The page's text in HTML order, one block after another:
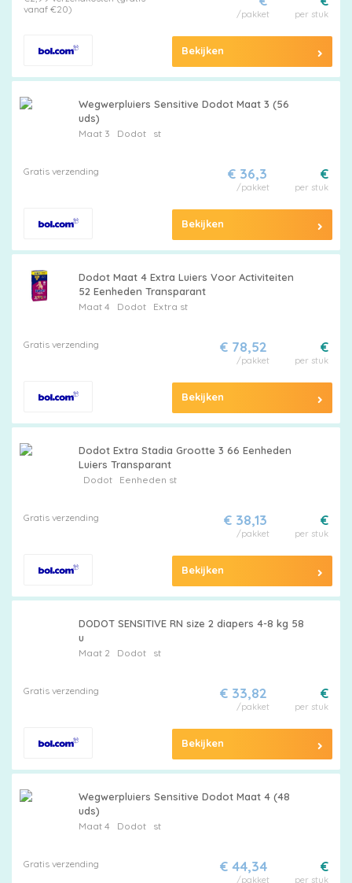
vanaf €20)
per stuk
/pakket
Bekijken
Wegwerpluiers Sensitive Dodot Maat 3 (56
uds)
Maat 3 Dodotst
Gratis verzending €
per stuk
€ 36,3
/pakket
Bekijken
Dodot Maat 4 Extra Luiers Voor Activiteiten
52 Eenheden Transparant
Maat 4 DodotExtra st
Gratis verzending €
per stuk
€ 78,52
/pakket
Bekijken
Dodot Extra Stadia Grootte 3 66 Eenheden
Luiers Transparant
DodotEenheden st
Gratis verzending €
per stuk
€ 38,13
/pakket
Bekijken
DODOT SENSITIVE RN size 2 diapers 4-8 kg 58
u
Maat 2 Dodotst
Gratis verzending €
per stuk
€ 33,82
/pakket
Bekijken
Wegwerpluiers Sensitive Dodot Maat 4 (48
uds)
Maat 4 Dodotst
Gratis verzending €
per stuk
€ 44,34
/pakket